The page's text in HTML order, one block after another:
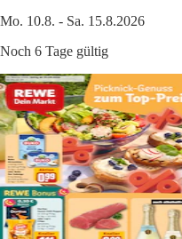
Mo. 10.8. - Sa. 15.8.2026
Noch 6 Tage gültig